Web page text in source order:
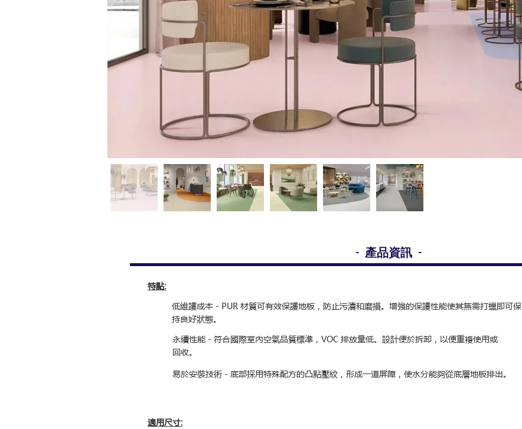
- 產品資訊 -
特點:
低維護成本 - PUR 材質可有效保護地板，防止污漬和磨損。增強的保護性能使其無需打蠟即可保
持良好狀態。
永續性能 - 符合國際室內空氣品質標準，VOC 排放量低。設計便於拆卸，以便重複使用或
回收。
易於安裝技術 - 底部採用特殊配方的凸點壓紋，形成一道屏障，使水分能夠從底層地板排出。
適用尺寸: